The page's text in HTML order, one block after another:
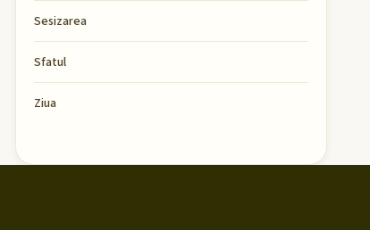
Sesizarea
Sfatul
Ziua